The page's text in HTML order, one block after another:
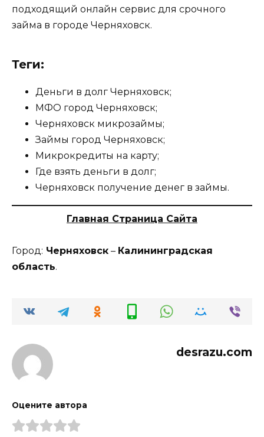
подходящий онлайн сервис для срочного
займа в городе Черняховск.
Теги:
Деньги в долг Черняховск;
МФО город Черняховск;
Черняховск микрозаймы;
Займы город Черняховск;
Микрокредиты на карту;
Где взять деньги в долг;
Черняховск получение денег в займы.
Главная Страница Сайта
Город: Черняховск – Калининградская
область.
desrazu.com
Оцените автора